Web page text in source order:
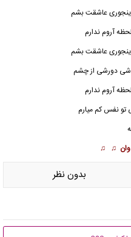
عاشقت بشم
آروم ندارم
عاشقت بشم
دورشی از چشم
آروم ندارم
تو نفس کم میارم
♫ ♫
بدون نظر